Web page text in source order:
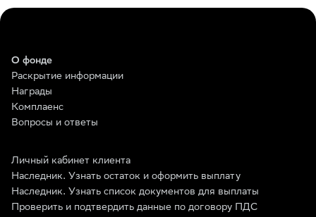
О фонде
Раскрытие информации
Награды
Комплаенс
Вопросы и ответы
Личный кабинет клиента
Наследник. Узнать остаток и оформить выплату
Наследник. Узнать список документов для выплаты
Проверить и подтвердить данные по договору ПДС